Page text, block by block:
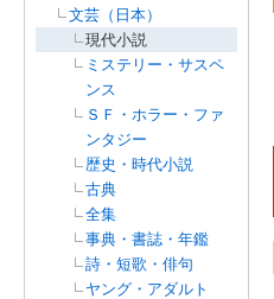
文芸（日本）
現代小説
ミステリー・サスペ
ンス
ＳＦ・ホラー・ファ
ンタジー
歴史・時代小説
古典
全集
事典・書誌・年鑑
詩・短歌・俳句
ヤング・アダルト